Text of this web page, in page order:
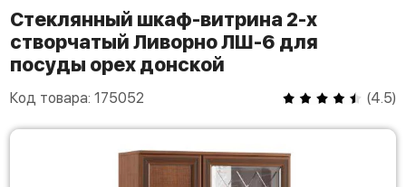
Стеклянный шкаф-витрина 2-х
створчатый Ливорно ЛШ-6 для
посуды орех донской
Код товара: 175052 (4.5)